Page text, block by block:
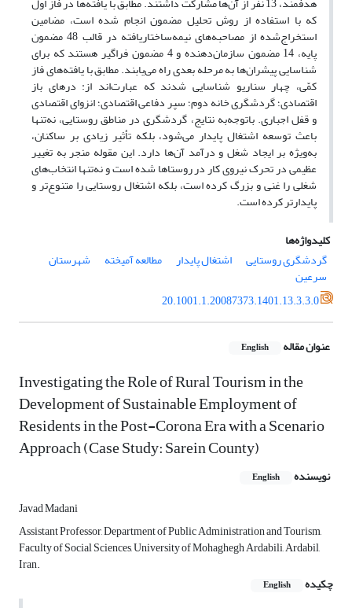
که با استفاده از روش تحلیل مضمون انجام شده است، مضامین
استخراج‌شده از مصاحبه‌های نیمه‌ساختاریافته در قالب 48 مضمون
پایه، 14 مضمون سازمان‌دهنده و 4 مضمون فراگیر هستند که برای
شناسایی پیشران‌ها به مرحله بعدی راه می‌یابند. مطابق با یافته‌های فاز
کمّی، چهار سناریو شناسایی شدند که عبارت‌اند از: درهای باز
اقتصادی؛ گردشگری خانه دوم؛ سپر دفاعی اقتصادی؛ انزوای اقتصادی
و قفل اجباری. باتوجه‌به نتایج، گردشگری در مناطق روستایی، نه‌تنها
باعث توسعه اشتغال پایدار می‌شود، بلکه تأثیر زیادی بر ساکنان،
به‌ویژه بر ایجاد شغل و درآمد آن‌ها دارد. این مقوله منجر به تغییر
عظیمی در تحرک نیروی کار در روستاها شده است و نه‌تنها انتخاب‌های
شغلی را غنی و بزرگ کرده است، بلکه اشتغال روستایی را متنوع‌تر و
پایدارتر کرده است.
کلیدواژه‌ها
گردشگری روستایی
اشتغال پایدار مطالعه آمیخته شهرستان
سرعین
20.1001.1.20087373.1401.13.3.3.0
عنوان مقاله English
Investigating the Role of Rural Tourism in the
Development of Sustainable Employment of
Residents in the Post-Corona Era with a Scenario
Approach (Case Study: Sarein County)
نویسنده English
Javad Madani
Assistant Professor, Department of Public Administration and Tourism,
Faculty of Social Sciences, University of Mohaghegh Ardabili, Ardabil,
Iran.
چکیده
English